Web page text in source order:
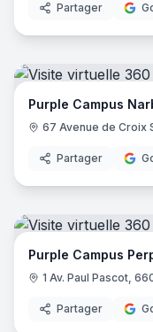
Partager
Purple Campus
67 Avenue de Croix
Partager
Purple Campus
1 Av. Paul Pascot,
Partager